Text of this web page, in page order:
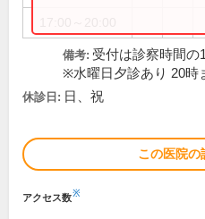
備考: 受付は診察時間の
※水曜日夕診あり 20時
休診日: 日、祝
この医院の
アクセス数※